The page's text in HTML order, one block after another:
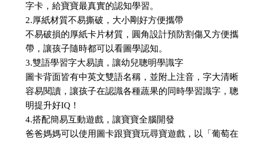
字卡，給寶寶最真實的認知學習。
2.厚紙材質不易撕破，大小剛好方便攜帶
不易破損的厚紙卡片材質，圓角設計預防割傷又方便攜
帶，讓孩子隨時都可以看圖學認知。
3.雙語學習字大易讀，讓幼兒聰明學識字
圖卡背面皆有中英文雙語名稱，並附上注音，字大清晰
容易閱讀，讓孩子在認識各種蔬果的同時學習識字，聰
明提升好IQ！
4.搭配簡易互動遊戲，讓寶寶全腦開發
爸爸媽媽可以使用圖卡跟寶寶玩尋寶遊戲，以「葡萄在